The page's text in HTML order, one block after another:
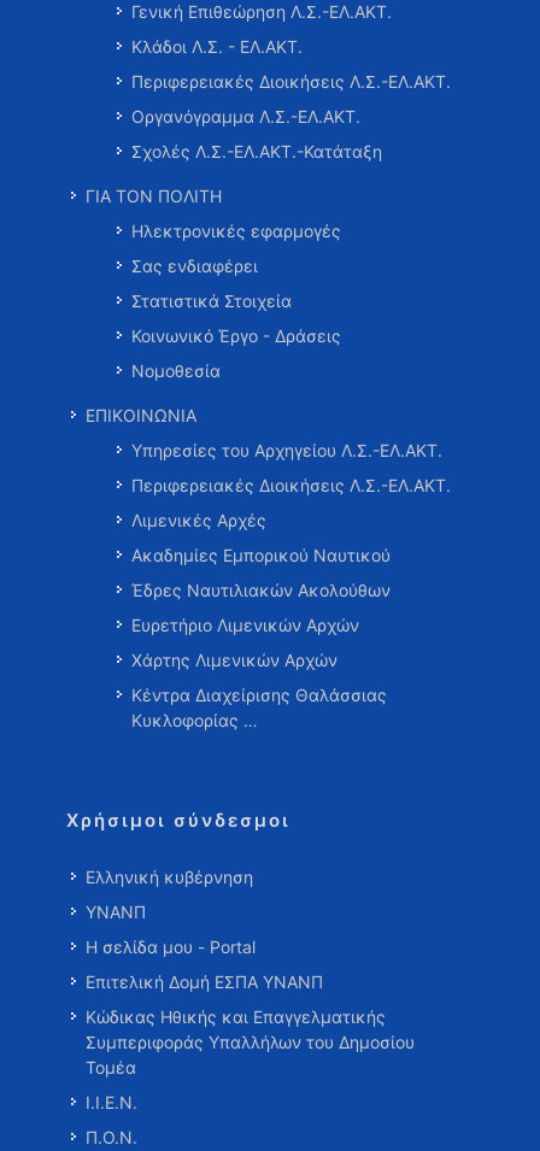
Γενική Επιθεώρηση Λ.Σ.-ΕΛ.ΑΚΤ.
Κλάδοι Λ.Σ. - ΕΛ.ΑΚΤ.
Περιφερειακές Διοικήσεις Λ.Σ.-ΕΛ.ΑΚΤ.
Οργανόγραμμα Λ.Σ.-ΕΛ.ΑΚΤ.
Σχολές Λ.Σ.-ΕΛ.ΑΚΤ.-Κατάταξη
ΓΙΑ ΤΟΝ ΠΟΛΙΤΗ
Ηλεκτρονικές εφαρμογές
Σας ενδιαφέρει
Στατιστικά Στοιχεία
Κοινωνικό Έργο - Δράσεις
Νομοθεσία
ΕΠΙΚΟΙΝΩΝΙΑ
Υπηρεσίες του Αρχηγείου Λ.Σ.-ΕΛ.ΑΚΤ.
Περιφερειακές Διοικήσεις Λ.Σ.-ΕΛ.ΑΚΤ.
Λιμενικές Αρχές
Ακαδημίες Εμπορικού Ναυτικού
Έδρες Ναυτιλιακών Ακολούθων
Ευρετήριο Λιμενικών Αρχών
Χάρτης Λιμενικών Αρχών
Κέντρα Διαχείρισης Θαλάσσιας
Κυκλοφορίας …
Χρήσιμοι σύνδεσμοι
Ελληνική κυβέρνηση
ΥΝΑΝΠ
Η σελίδα μου - Portal
Επιτελική Δομή ΕΣΠΑ ΥΝΑΝΠ
Κώδικας Ηθικής και Επαγγελματικής
Συμπεριφοράς Υπαλλήλων του Δημοσίου
Τομέα
Ι.Ι.Ε.Ν.
Π.Ο.Ν.